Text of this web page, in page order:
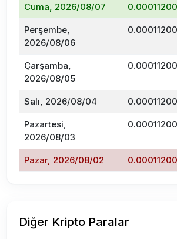
Cuma, 2026/08/07
Perşembe,
2026/08/06
Çarşamba,
2026/08/05
Salı, 2026/08/04
Pazartesi,
2026/08/03
Pazar, 2026/08/02
Diğer Kripto Paralar